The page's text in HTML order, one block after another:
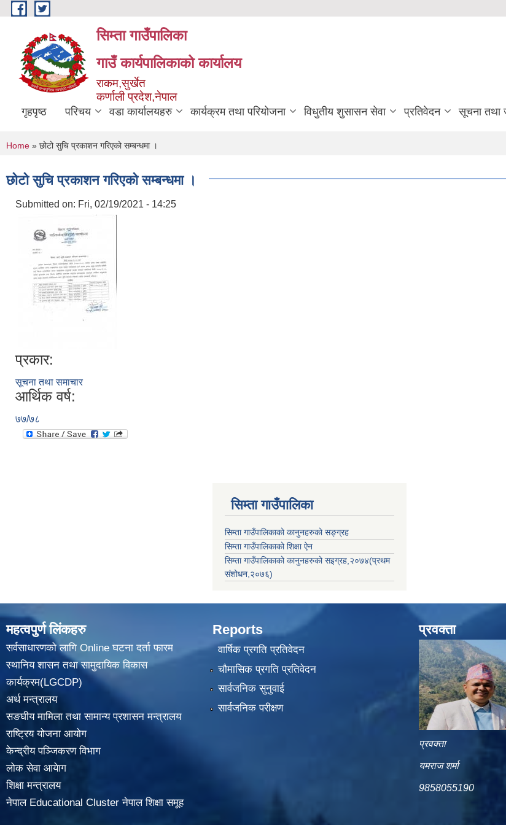
Skip to main content
सिम्ता गाउँपालिका
गाउँ कार्यपालिकाको कार्यालय
राकम,सुर्खेत
कर्णाली प्रदेश,नेपाल
गृहपृष्ठ परिचय वडा कार्यालयहरु कार्यक्रम तथा परियोजना विधुतीय शुसासन सेवा प्रतिवेदन सूचना तथा
You are here
Home » छोटो सुचि प्रकाशन गरिएको सम्बन्धमा ।
छोटो सुचि प्रकाशन गरिएको सम्बन्धमा ।
Submitted on: Fri, 02/19/2021 - 14:25
प्रकार:
सूचना तथा समाचार
आर्थिक वर्ष:
७७/७८
सिम्ता गाउँपालिका
सिम्ता गाउँपालिकाको कानुनहरुको सङ्ग्रह
सिम्ता गाउँपालिकाको शिक्षा ऐन
सिम्ता गाउँपालिकाको कानुनहरुको सइग्रह,२०७४(प्रथम
संशोधन,२०७६)
महत्वपुर्ण लिंकहरु
सर्वसाधारणको लागि Online घटना दर्ता फारम
स्थानिय शासन तथा सामुदायिक विकास
कार्यक्रम(LGCDP)
अर्थ मन्त्रालय
सङघीय मामिला तथा सामान्य प्रशासन मन्त्रालय
राष्ट्रिय योजना आयोग
केन्द्रीय पञ्जिकरण विभाग
लोक सेवा आयेाग
शिक्षा मन्त्रालय
नेपाल Educational Cluster नेपाल शिक्षा समूह
Reports
वार्षिक प्रगति प्रतिवेदन
चौमासिक प्रगति प्रतिवेदन
सार्वजनिक सुनुवाई
सार्वजनिक परीक्षण
प्रवक्ता
प्रवक्ता
यमराज शर्मा
9858055190